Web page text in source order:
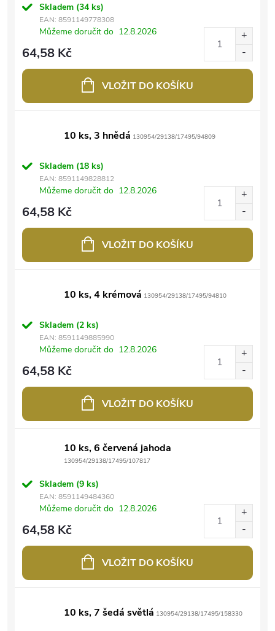
Skladem (34 ks)
EAN: 8591149778308
Můžeme doručit do 12.8.2026
64,58 Kč
VLOŽIT DO KOŠÍKU
10 ks, 3 hnědá 130954/29138/17495/94809
Skladem (18 ks)
EAN: 8591149828812
Můžeme doručit do 12.8.2026
64,58 Kč
VLOŽIT DO KOŠÍKU
10 ks, 4 krémová 130954/29138/17495/94810
Skladem (2 ks)
EAN: 8591149885990
Můžeme doručit do 12.8.2026
64,58 Kč
VLOŽIT DO KOŠÍKU
10 ks, 6 červená jahoda
130954/29138/17495/107817
Skladem (9 ks)
EAN: 8591149484360
Můžeme doručit do 12.8.2026
64,58 Kč
VLOŽIT DO KOŠÍKU
10 ks, 7 šedá světlá 130954/29138/17495/158330